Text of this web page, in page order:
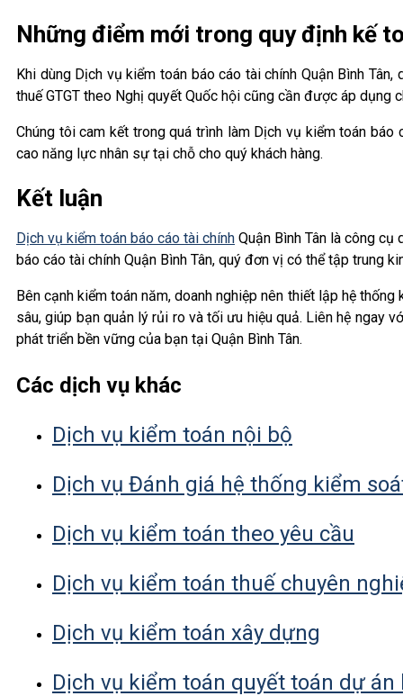
Những điểm mới trong quy định kế
Khi dùng Dịch vụ kiểm toán báo cáo tài chính Quận Bình
thuế GTGT theo Nghị quyết Quốc hội cũng cần được áp dụng
Chúng tôi cam kết trong quá trình làm Dịch vụ kiểm toán
cao năng lực nhân sự tại chỗ cho quý khách hàng.
Kết luận
Dịch vụ kiểm toán báo cáo tài chính Quận Bình Tân là công
báo cáo tài chính Quận Bình Tân, quý đơn vị có thể tập trung
Bên cạnh kiểm toán năm, doanh nghiệp nên thiết lập hệ
sâu, giúp bạn quản lý rủi ro và tối ưu hiệu quả. Liên hệ ngay
phát triển bền vững của bạn tại Quận Bình Tân.
Các dịch vụ khác
Dịch vụ kiểm toán nội bộ
Dịch vụ Đánh giá hệ thống kiểm
Dịch vụ kiểm toán theo yêu cầu
Dịch vụ kiểm toán thuế chuyên
Dịch vụ kiểm toán xây dựng
Dịch vụ kiểm toán quyết toán dự án